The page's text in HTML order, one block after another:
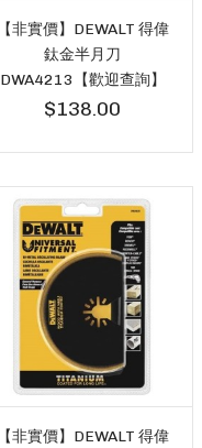
【非實價】DEWALT 得偉
鈦金半月刀
DWA4213【歡迎查詢】
$138.00
【非實價】DEWALT 得偉